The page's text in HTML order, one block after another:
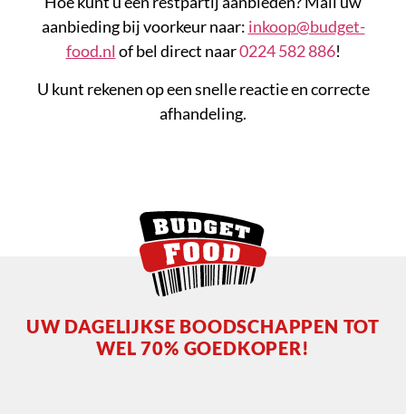
aanbieding bij voorkeur naar: inkoop@budget-
food.nl of bel direct naar0224 582 886!
U kunt rekenen op een snelle reactie en correcte
afhandeling.
UW DAGELIJKSE BOODSCHAPPEN TOT
WEL 70% GOEDKOPER!